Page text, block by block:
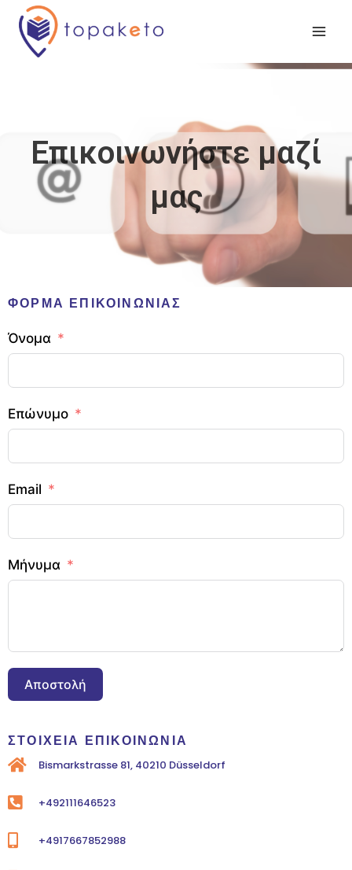
Επικοινωνήστε μαζί
μας
ΦΟΡΜΑ ΕΠΙΚΟΙΝΩΝΙΑΣ
Όνομα
Επώνυμο
Email
Μήνυμα
Αποστολή
ΣΤΟΙΧΕΙΑ ΕΠΙΚΟΙΝΩΝΙΑ
Bismarkstrasse 81, 40210 Düsseldorf
+492111646523
+4917667852988